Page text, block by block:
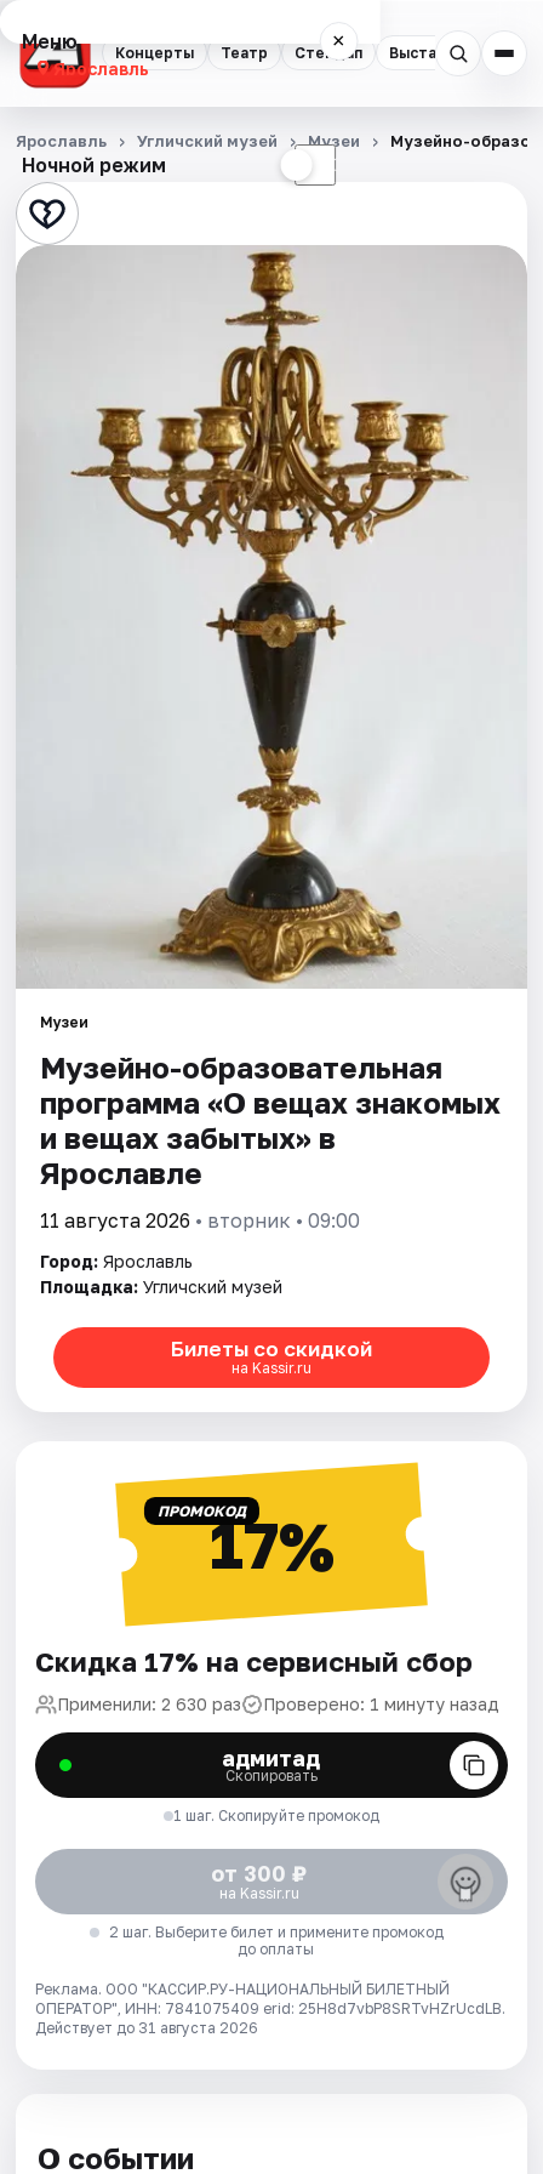
Концерты Театр Стендап Выставки
Меню ×
Ярославль
Концерты
Театр
Стендап
Экскурсии
События
Ночной режим ☾
Ярославль Угличский музей Музеи Музейно-
Музеи
Музейно-образовательная
программа «О вещах знакомых
и вещах забытых» в
Ярославле
11 августа 2026 • вторник • 09:00
Город: Ярославль
Площадка: Угличский музей
Билеты со скидкой
на Kassir.ru
ПРОМОКОД17%
Скидка 17% на сервисный сбор
Применили: 2 630 раз Проверено: 1 минуту назад
адмитад
Скопировать
1 шаг. Скопируйте промокод
от 300 ₽
на Kassir.ru
2 шаг. Выберите билет и примените промокод
до оплаты
Реклама. ООО "КАССИР.РУ-НАЦИОНАЛЬНЫЙ БИЛЕТНЫЙ
ОПЕРАТОР", ИНН: 7841075409 erid: 25H8d7vbP8SRTvHZrUcdLB.
Действует до 31 августа 2026
О событии